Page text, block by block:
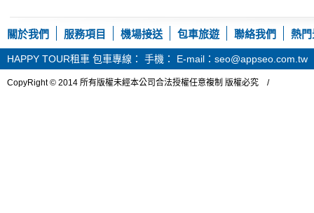
關於我們 服務項目 機場接送 包車旅遊 聯絡我們 熱
HAPPY TOUR租車 包車專線： 手機： E-mail：seo@appseo.com.tw
CopyRight © 2014 所有版權未經本公司合法授權任意複制 版權必究 /